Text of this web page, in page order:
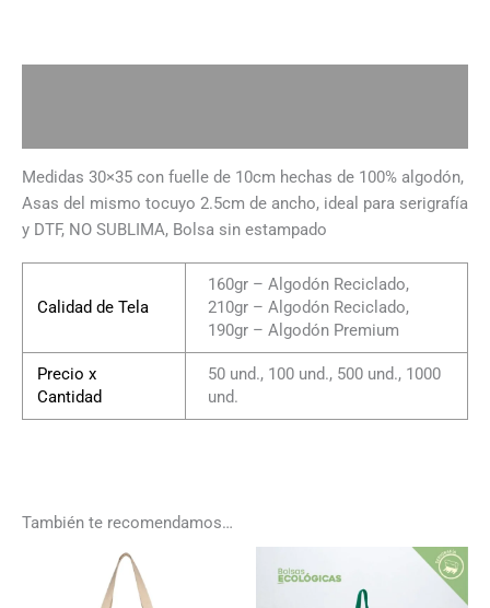
Medidas 30×35 con fuelle de 10cm hechas de 100% algodón,
Asas del mismo tocuyo 2.5cm de ancho, ideal para serigrafía
y DTF, NO SUBLIMA, Bolsa sin estampado
Calidad de Tela
160gr – Algodón Reciclado,
210gr – Algodón Reciclado,
190gr – Algodón Premium
Precio x
Cantidad
50 und., 100 und., 500 und., 1000
und.
También te recomendamos…